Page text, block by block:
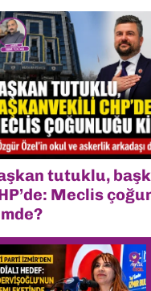
tutuklu,
Meclis